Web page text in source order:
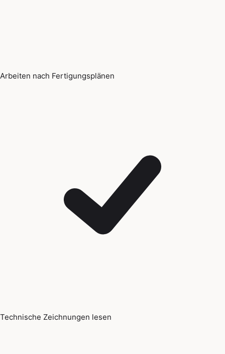
Arbeiten nach Fertigungsplänen
Technische Zeichnungen lesen